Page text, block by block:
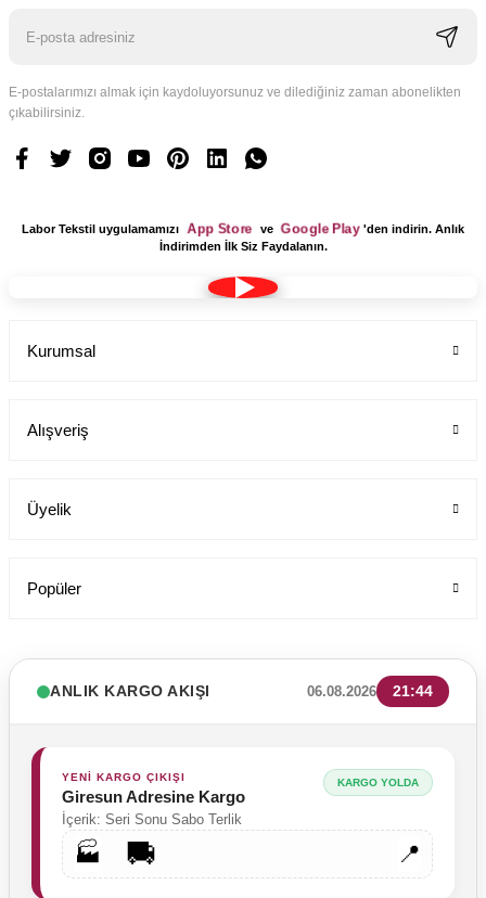
Tesettür Boy Bayan Uzun Önlük Hakim Yaka Bp-09
E-postalarımızı almak için kaydoluyorsunuz ve dilediğiniz zaman abonelikten
çıkabilirsiniz.
Labor Tekstil uygulamamızı App Store ve Google Play 'den indirin. Anlık
İndirimden İlk Siz Faydalanın.
Kurumsal
Alışveriş
Üyelik
Popüler
ANLIK KARGO AKIŞI 06.08.2026 21:44
YENİ KARGO ÇIKIŞI
Giresun Adresine Kargo
İçerik: Seri Sonu Sabo Terlik
KARGO YOLDA
🏭 🚚 📍